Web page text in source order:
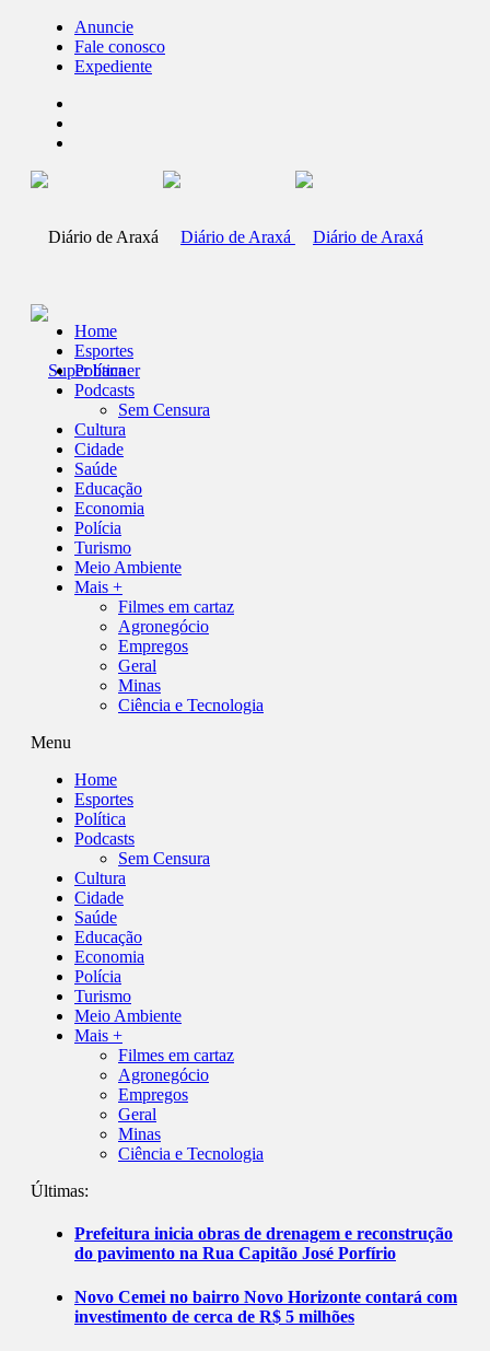
Anuncie
Fale conosco
Expediente
Home
Esportes
Política
Podcasts
Sem Censura
Cultura
Cidade
Saúde
Educação
Economia
Polícia
Turismo
Meio Ambiente
Mais +
Filmes em cartaz
Agronegócio
Empregos
Geral
Minas
Ciência e Tecnologia
Menu
Home
Esportes
Política
Podcasts
Sem Censura
Cultura
Cidade
Saúde
Educação
Economia
Polícia
Turismo
Meio Ambiente
Mais +
Filmes em cartaz
Agronegócio
Empregos
Geral
Minas
Ciência e Tecnologia
Últimas:
Prefeitura inicia obras de drenagem e reconstrução
do pavimento na Rua Capitão José Porfírio
Novo Cemei no bairro Novo Horizonte contará com
investimento de cerca de R$ 5 milhões